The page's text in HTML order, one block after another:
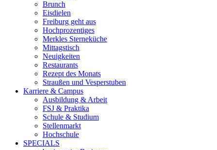
Brunch
Eisdielen
Freiburg geht aus
Hochprozentiges
Merkles Sterneküche
Mittagstisch
Neuigkeiten
Restaurants
Rezept des Monats
Straußen und Vesperstuben
Karriere & Campus
Ausbildung & Arbeit
FSJ & Praktika
Schule & Studium
Stellenmarkt
Hochschule
SPECIALS